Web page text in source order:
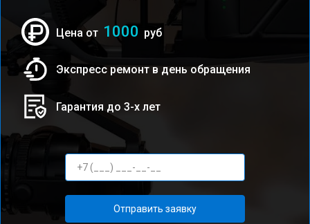
Цена от 1000 руб
Экспресс ремонт в день обращения
Гарантия до 3-х лет
Отправить заявку